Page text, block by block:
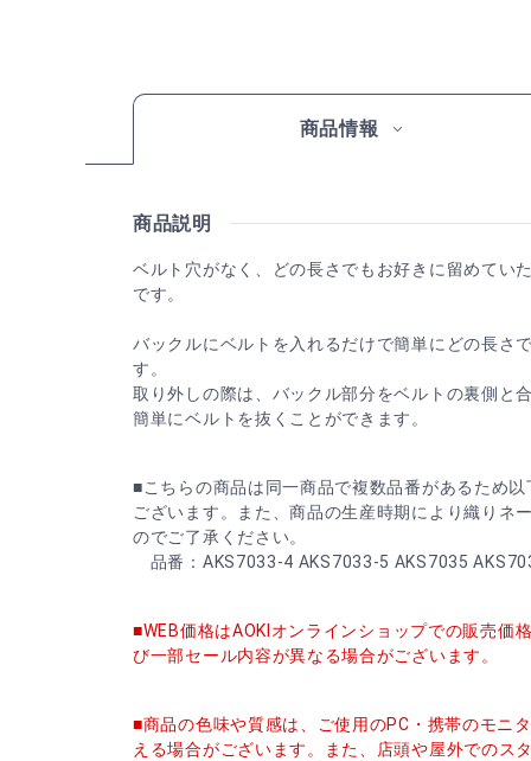
商品情報
商品説明
ベルト穴がなく、どの長さでもお好きに留めてい
です。
バックルにベルトを入れるだけで簡単にどの長さ
す。
取り外しの際は、バックル部分をベルトの裏側と
簡単にベルトを抜くことができます。
■こちらの商品は同一商品で複数品番があるため
ございます。また、商品の生産時期により織りネ
のでご了承ください。
品番：AKS7033-4 AKS7033-5 AKS7035
■WEB価格はAOKIオンラインショップでの販売価
び一部セール内容が異なる場合がございます。
■商品の色味や質感は、ご使用のPC・携帯のモニ
える場合がございます。また、店頭や屋外でのス